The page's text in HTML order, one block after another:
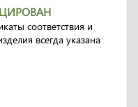
соответствия и
всегда указана